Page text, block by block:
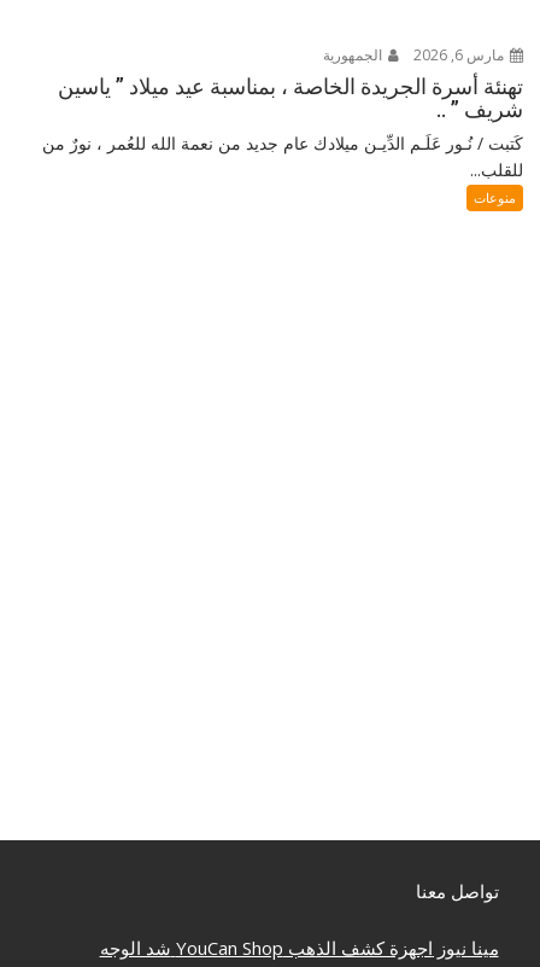
مارس 6, 2026 الجمهورية
تهنئة أسرة الجريدة الخاصة ، بمناسبة عيد ميلاد ” ياسين
شريف ” ..
كَتبت / نُـور عَلَـم الدِّيـن ميلادك عام جديد من نعمة الله للعُمر ، نورٌ من
للقلب...
منوعات
تواصل معنا
مينا نيوز اجهزة كشف الذهب YouCan Shop شد الوجه